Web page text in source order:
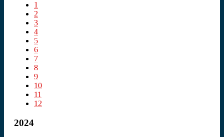
1
2
3
4
5
6
7
8
9
10
11
12
2024